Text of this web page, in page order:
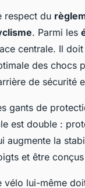
respect du
. Parmi les
centrale. Il
des chocs
de sécurité
gants de
est double :
augmente la
et être
vélo lui-même